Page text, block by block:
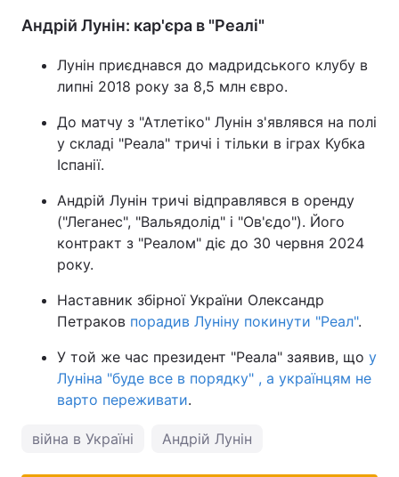
Андрій Лунін: кар'єра в "Реалі"
Лунін приєднався до мадридського клубу в
липні 2018 року за 8,5 млн євро.
До матчу з "Атлетіко" Лунін з'являвся на полі
у складі "Реала" тричі і тільки в іграх Кубка
Іспанії.
Андрій Лунін тричі відправлявся в оренду
("Леганес", "Вальядолід" і "Ов'єдо"). Його
контракт з "Реалом" діє до 30 червня 2024
року.
Наставник збірної України Олександр
Петраков порадив Луніну покинути "Реал".
У той же час президент "Реала" заявив, що у
Луніна "буде все в порядку" , а українцям не
варто переживати.
війна в Україні Андрій Лунін